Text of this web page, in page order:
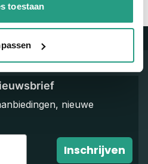
toestaan
Trustpilot
nieuwe
Inschrijven